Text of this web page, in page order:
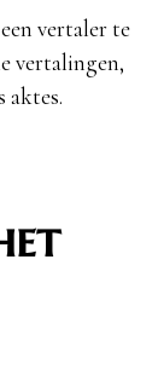
vertaler te
vertalingen,
aktes.